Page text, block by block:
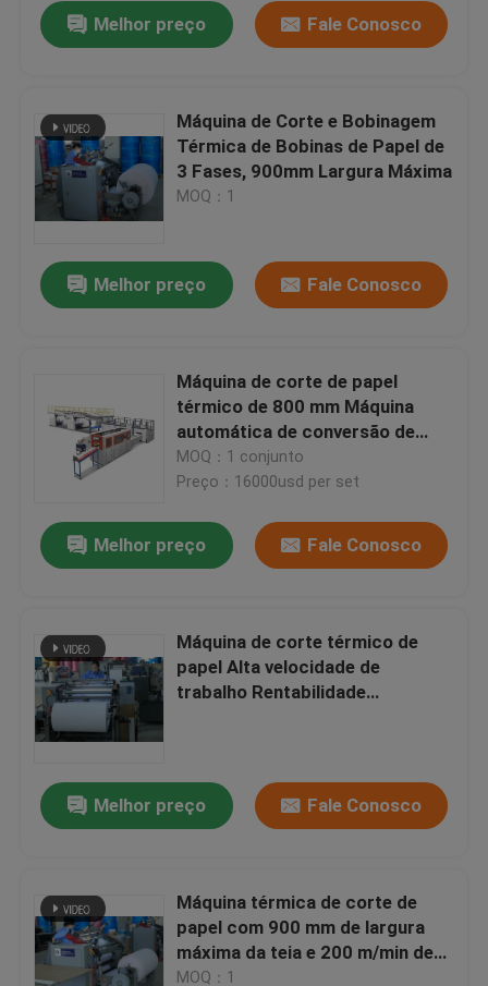
Produtos
Visita à fábrica
Contacte-nos
Rolo de papel térmico enorme
Rolo de papel térmico da posição
Rolo térmico do papel de etiqueta
Melhor preço Fale Conosco
Máquina de Corte e Bobinagem
Térmica de Bobinas de Papel de
3 Fases, 900mm Largura Máxima
MOQ：1
Melhor preço Fale Conosco
Máquina de corte de papel
térmico de 800 mm Máquina
automática de conversão de
papel
MOQ：1 conjunto
Preço：16000usd per set
Melhor preço Fale Conosco
Máquina de corte térmico de
papel Alta velocidade de
trabalho Rentabilidade
Melhor preço Fale Conosco
Máquina térmica de corte de
papel com 900 mm de largura
máxima da teia e 200 m/min de
velocidade
MOQ：1